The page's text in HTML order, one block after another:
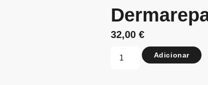
32,00 €
Adicionar